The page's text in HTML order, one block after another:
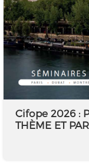
Cifope 2026 :
THÈME ET